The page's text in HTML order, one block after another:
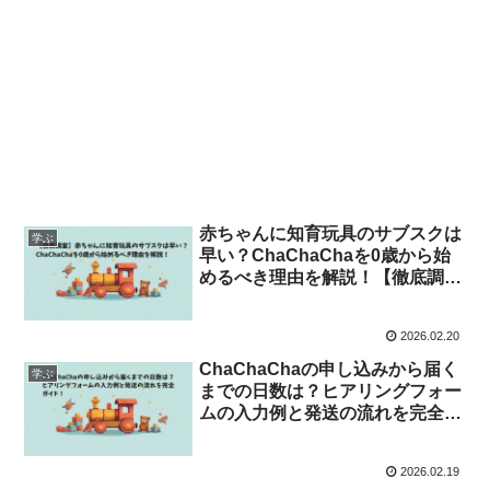
学ぶ
赤ちゃんに知育玩具のサブスクは
早い？ChaChaChaを0歳から始
めるべき理由を解説！【徹底調
2026.02.20
学ぶ
ChaChaChaの申し込みから届く
までの日数は？ヒアリングフォー
ムの入力例と発送の流れを完全ガ
2026.02.19